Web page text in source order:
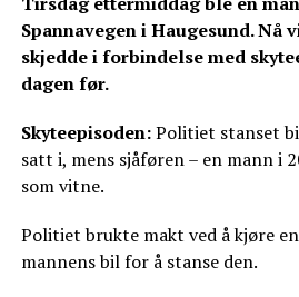
Spannavegen i Haugesund. Nå
skjedde i forbindelse med
dagen før.
Skyteepisoden:Politiet stanset
satt i, mens sjåføren – en mann i
som vitne.
Politiet brukte makt ved å kjøre
mannens bil for å stanse den.